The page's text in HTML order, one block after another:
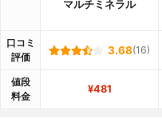
マルチミネラル
口コミ
評価
3.68(16)
値段
料金
¥481